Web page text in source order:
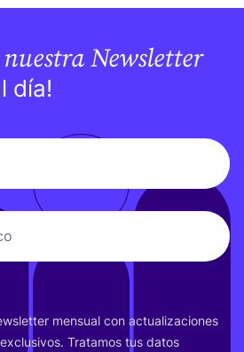
nuestra Newsletter
día!
men­sual con actua­li­za­cio­nes
Tra­ta­mos tus datos